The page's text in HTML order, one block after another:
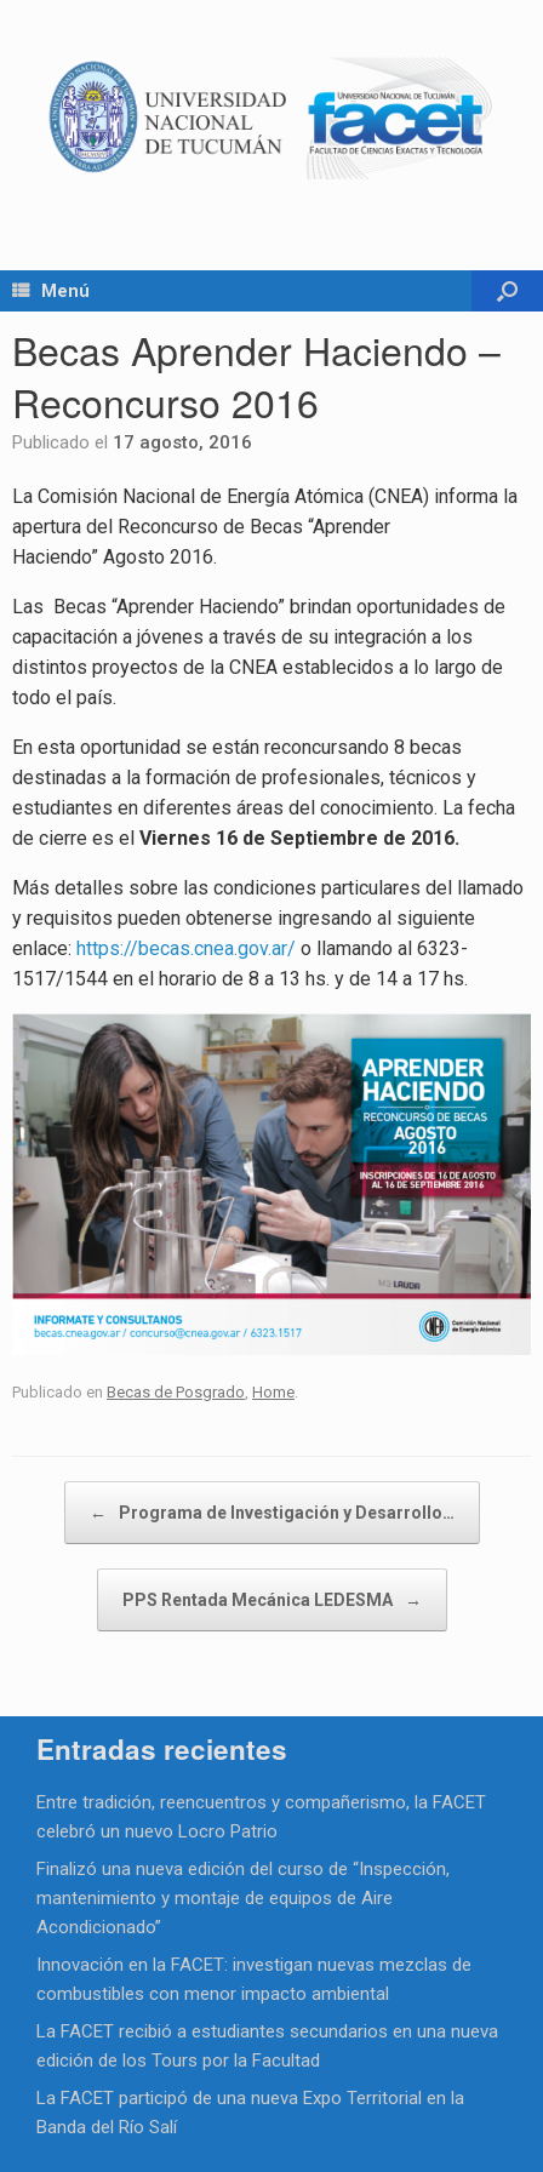
Menú
Becas Aprender Haciendo –
Reconcurso 2016
Publicado el 17 agosto, 2016
La Comisión Nacional de Energía Atómica (CNEA) informa la
apertura del Reconcurso de Becas “Aprender
Haciendo” Agosto 2016.
Las Becas “Aprender Haciendo” brindan oportunidades de
capacitación a jóvenes a través de su integración a los
distintos proyectos de la CNEA establecidos a lo largo de
todo el país.
En esta oportunidad se están reconcursando 8 becas
destinadas a la formación de profesionales, técnicos y
estudiantes en diferentes áreas del conocimiento. La fecha
de cierre es el Viernes 16 de Septiembre de 2016.
Más detalles sobre las condiciones particulares del llamado
y requisitos pueden obtenerse ingresando al siguiente
enlace: https://becas.cnea.gov.ar/ o llamando al 6323-
1517/1544 en el horario de 8 a 13 hs. y de 14 a 17 hs.
Publicado en Becas de Posgrado, Home.
← Programa de Investigación y Desarrollo…
PPS Rentada Mecánica LEDESMA →
Entradas recientes
Entre tradición, reencuentros y compañerismo, la FACET
celebró un nuevo Locro Patrio
Finalizó una nueva edición del curso de “Inspección,
mantenimiento y montaje de equipos de Aire
Acondicionado”
Innovación en la FACET: investigan nuevas mezclas de
combustibles con menor impacto ambiental
La FACET recibió a estudiantes secundarios en una nueva
edición de los Tours por la Facultad
La FACET participó de una nueva Expo Territorial en la
Banda del Río Salí